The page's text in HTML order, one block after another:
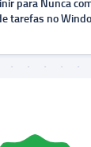
para Nunca
tarefas no